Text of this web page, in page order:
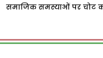
समाजिक समस्याओं पर चोट